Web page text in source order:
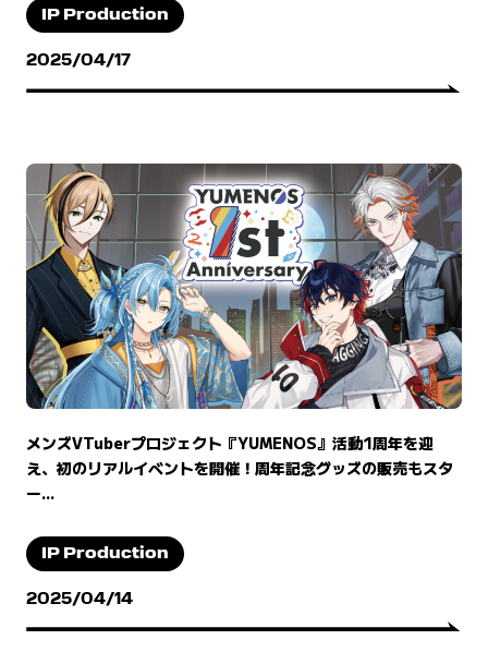
IP Production
2025/04/17
メンズVTuberプロジェクト『YUMENOS』活動1周年を迎
え、初のリアルイベントを開催！周年記念グッズの販売もスタ
ー...
IP Production
2025/04/14